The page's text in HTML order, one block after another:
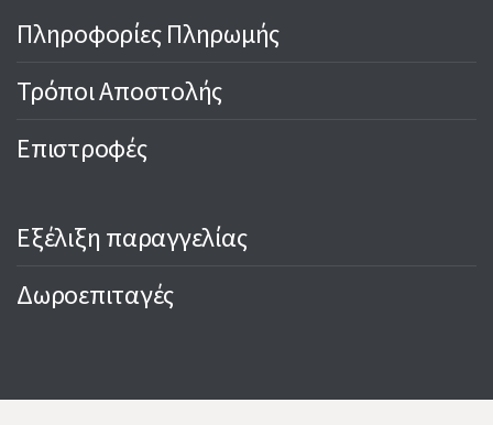
Πληροφορίες Πληρωμής
Τρόποι Αποστολής
Επιστροφές
Εξέλιξη παραγγελίας
Δωροεπιταγές